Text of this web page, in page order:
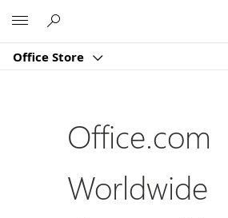
Office Store
Office.com
Worldwide